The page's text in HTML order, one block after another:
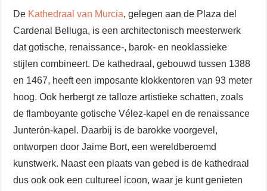
De Kathedraal van Murcia, gelegen aan de Plaza del
Cardenal Belluga, is een architectonisch meesterwerk
dat gotische, renaissance-, barok- en neoklassieke
stijlen combineert. De kathedraal, gebouwd tussen 1388
en 1467, heeft een imposante klokkentoren van 93 meter
hoog. Ook herbergt ze talloze artistieke schatten, zoals
de flamboyante gotische Vélez-kapel en de renaissance
Junterón-kapel. Daarbij is de barokke voorgevel,
ontworpen door Jaime Bort, een wereldberoemd
kunstwerk. Naast een plaats van gebed is de kathedraal
dus ook ook een cultureel icoon, waar je kunt genieten